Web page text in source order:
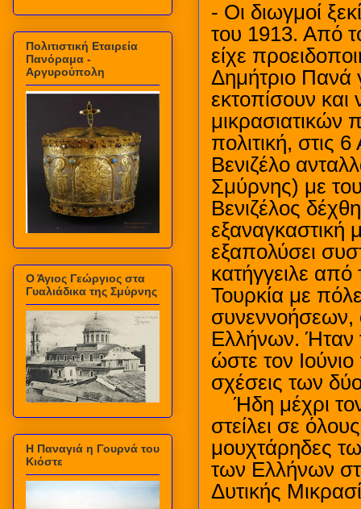
- Οι διωγμοί
του 1913. Από
είχε
Δημήτριο Πανά
εκτοπίσουν
μικρασιατικών
πολιτική, στις
Βενιζέλο
Σμύρνης) με
Βενιζέλος
εξαναγκαστική
εξαπολύσει
κατήγγειλε
Τουρκία με
συνεννοήσεων,
Ελλήνων. Ήταν
ώστε τον
σχέσεις των
Ήδη μέχρι
στείλει σε
μουχτάρηδες
των Ελλήνων
Δυτικής
Πολιτιστική Εταιρεία
Πανόραμα -
Αργυρούπολη
Ο Άγιος Γεώργιος στα
Γυαλιάδικα της Σμύρνης
Η Παναγιά η Γουρνά του
Κιόστε